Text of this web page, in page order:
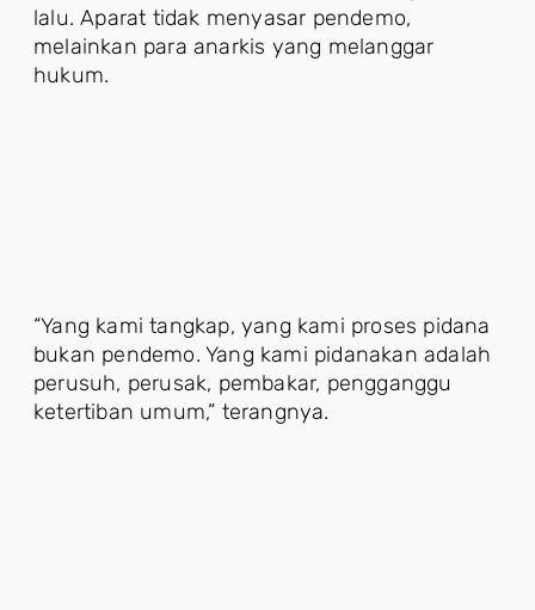
lalu. Aparat tidak menyasar pendemo,
melainkan para anarkis yang melanggar
hukum.
“Yang kami tangkap, yang kami proses pidana
bukan pendemo. Yang kami pidanakan adalah
perusuh, perusak, pembakar, pengganggu
ketertiban umum,” terangnya.